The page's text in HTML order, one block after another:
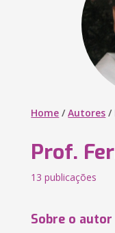
Home /Autores /
Prof.
13 publicações
Sobre o autor